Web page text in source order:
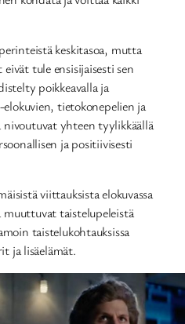
keskitasoa, mutta
tule ensisijaisesti sen
poikkeavalla ja
tietokonepelien ja
yhteen tyylikkäällä
ja positiivisesti
viittauksista elokuvassa
taistelupeleistä
taistelukohtauksissa
ja lisäelämät.